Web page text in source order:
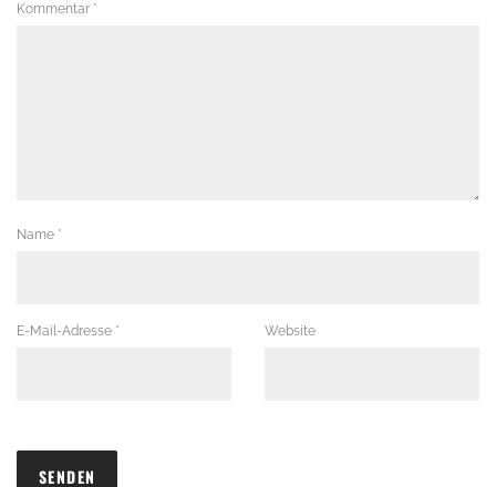
Kommentar *
Name *
E-Mail-Adresse * Website